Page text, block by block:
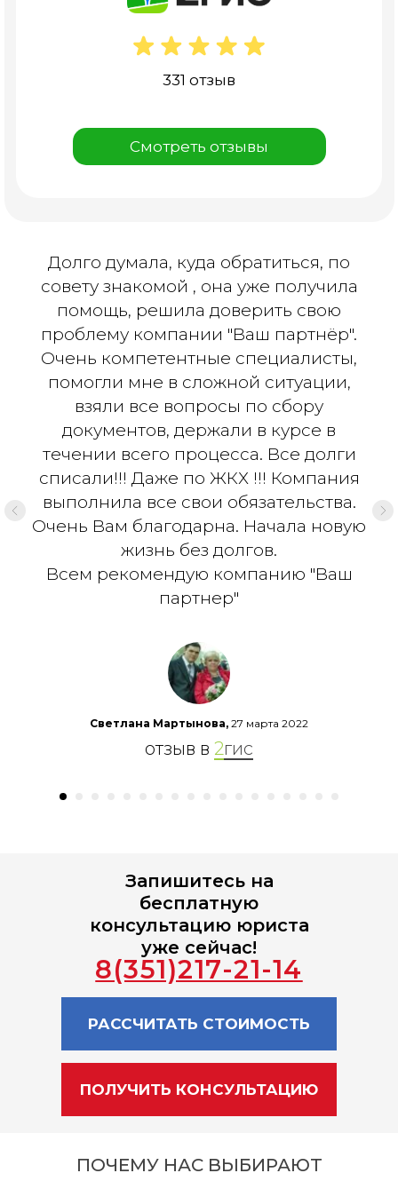
331 отзыв
Смотреть отзывы
Долго думала, куда обратиться, по
совету знакомой , она уже получила
помощь, решила доверить свою
проблему компании "Ваш партнёр".
Очень компетентные специалисты,
помогли мне в сложной ситуации,
взяли все вопросы по сбору
документов, держали в курсе в
течении всего процесса. Все долги
списали!!! Даже по ЖКХ !!! Компания
выполнила все свои обязательства.
Очень Вам благодарна. Начала новую
жизнь без долгов.
Всем рекомендую компанию "Ваш
партнер"
Светлана Мартынова, 27 марта 2022
отзыв в 2гис
Запишитесь на
бесплатную
консультацию юриста
уже сейчас!
8(351)217-21-14
РАССЧИТАТЬ СТОИМОСТЬ
ПОЛУЧИТЬ КОНСУЛЬТАЦИЮ
ПОЧЕМУ НАС ВЫБИРАЮТ